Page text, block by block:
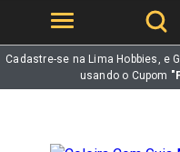
Cadastre-se na Lima Hobbies, e
usando o Cupom